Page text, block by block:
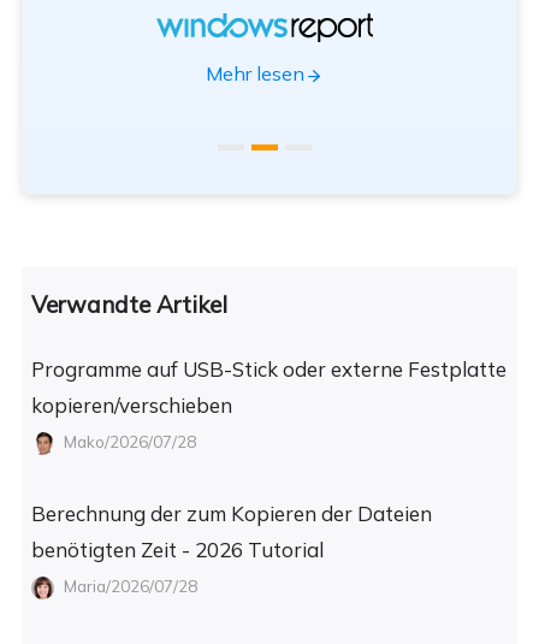
Mehr lesen
Verwandte Artikel
Programme auf USB-Stick oder externe Festplatte
kopieren/verschieben
Mako/2026/07/28
Berechnung der zum Kopieren der Dateien
benötigten Zeit - 2026 Tutorial
Maria/2026/07/28